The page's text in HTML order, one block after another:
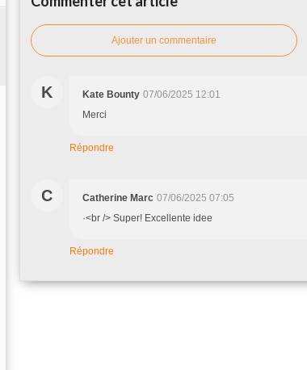
Ajouter un commentaire
K Kate Bounty 07/06/2025 12:01
Merci
Répondre
C Catherine Marc 07/06/2025 07:05
·<br /> Super! Excellente idee
Répondre